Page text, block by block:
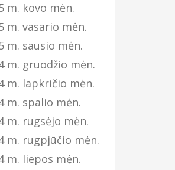
m. kovo mėn.
m. vasario mėn.
m. sausio mėn.
m. gruodžio mėn.
m. lapkričio mėn.
m. spalio mėn.
m. rugsėjo mėn.
m. rugpjūčio mėn.
m. liepos mėn.